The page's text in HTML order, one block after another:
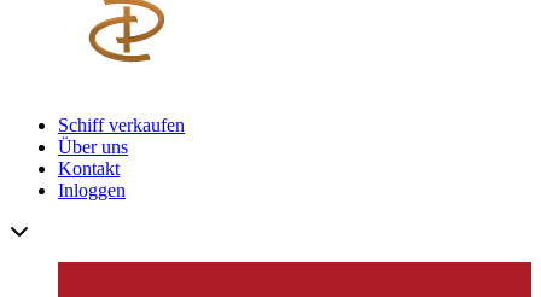
Schiff verkaufen
Über uns
Kontakt
Inloggen